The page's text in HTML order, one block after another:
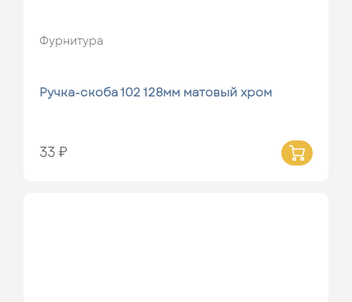
Фурнитура
Ручка-скоба 102 128мм матовый хром
33 ₽